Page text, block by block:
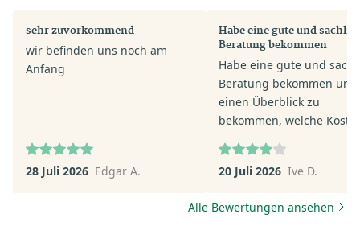
sehr zuvorkommend
wir befinden uns noch am
Anfang
28 Juli 2026 Edgar A.
Habe eine gute und
Beratung bekommen
Habe eine gute und
Beratung bekommen um
einen Überblick zu
bekommen, welche
mich zukommen werden.
der Beratung ist mein
auf meine Wünsche
mit vielen Tipps und
20 Juli 2026 Ive D.
Alle Bewertungen ansehen